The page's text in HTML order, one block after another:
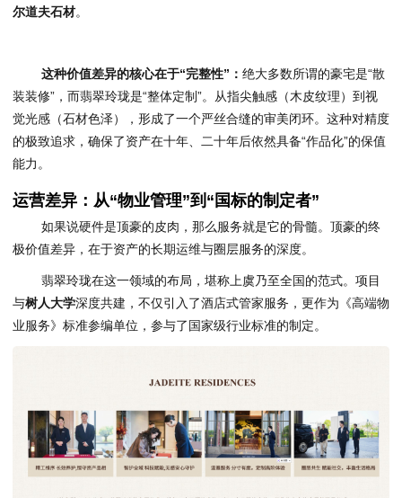
尔道夫石材。
这种价值差异的核心在于“完整性”： 绝大多数所谓的豪宅是“散
装装修”，而翡翠玲珑是“整体定制”。从指尖触感（木皮纹理）到视
觉光感（石材色泽），形成了一个严丝合缝的审美闭环。这种对精度
的极致追求，确保了资产在十年、二十年后依然具备“作品化”的保值
能力。
运营差异：从“物业管理”到“国标的制定者”
如果说硬件是顶豪的皮肉，那么服务就是它的骨髓。顶豪的终
极价值差异，在于资产的长期运维与圈层服务的深度。
翡翠玲珑在这一领域的布局，堪称上虞乃至全国的范式。项目
与树人大学深度共建，不仅引入了酒店式管家服务，更作为《高端物
业服务》标准参编单位，参与了国家级行业标准的制定。